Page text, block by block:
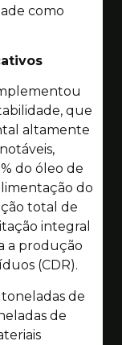
como
que
altamente
do óleo de
do
total de
integral
a produção
(CDR).
toneladas de
de